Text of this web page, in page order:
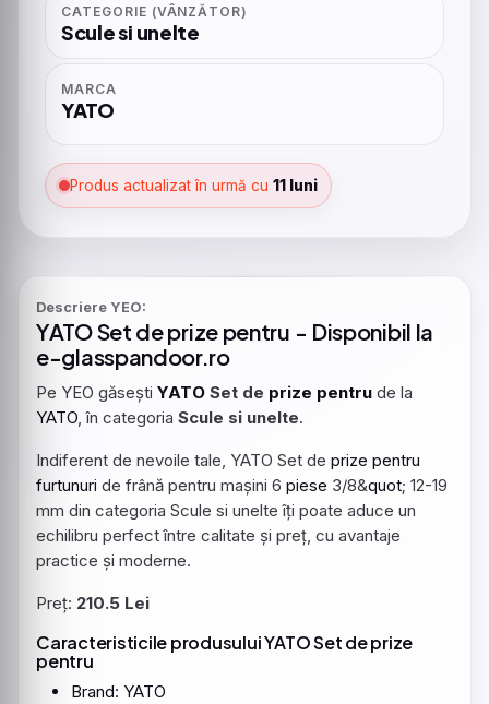
CATEGORIE (VÂNZĂTOR)
Scule si unelte
MARCA
YATO
Produs actualizat în urmă cu 11 luni
Descriere YEO:
YATOSet deprize pentru - Disponibil la
e-glasspandoor.ro
Pe YEO găsești YATO Set de prize pentru de la
YATO , în categoria Scule si unelte.
Indiferent de nevoile tale, YATO Set de prize pentru
furtunuri de frână pentru mașini 6 piese 3/8&quot; 12-19
mm din categoria Scule si unelte îți poate aduce un
echilibru perfect între calitate și preț, cu avantaje
practice și moderne.
Preț: 210.5 Lei
Caracteristicile produsului YATO Set de prize
pentru
Brand: YATO